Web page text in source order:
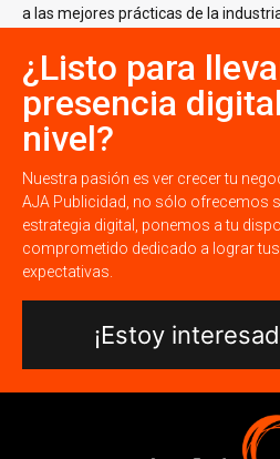
a las mejores prácticas de la
¿Listo para
presencia
nivel?
Nuestra pasión es ver crecer tu
AJA Publicidad, no sólo ofrecemos
estrategia digital, ponemos a tu
comprometido dedicado a lograr
expectativas.
¡Estoy